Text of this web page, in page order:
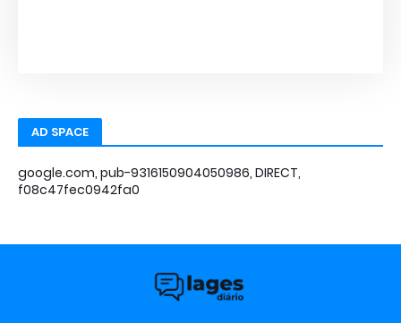
AD SPACE
google.com, pub-9316150904050986, DIRECT,
f08c47fec0942fa0